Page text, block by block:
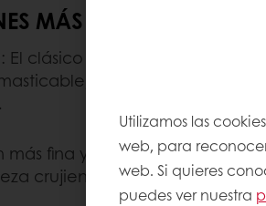
MÁS POPULARES
: El clásico pan francés con una
que a menudo se
más fina y alargada de la
crujiente y su interior ligero
Utilizamos las
web, para
web. Si quieres
puedes ver nuestra